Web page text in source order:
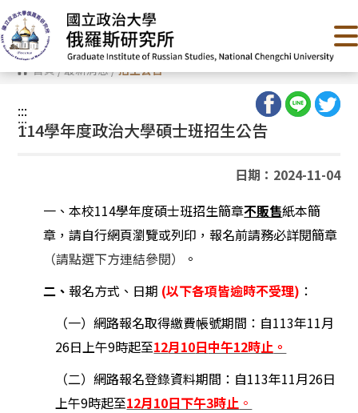
跳
到
主
要
內
容 首頁/最新消息/招生公告
:::
:::
114學年度政治大學碩士班招生公告
日期：2024-11-04
一、本校114學年度碩士班招生簡章不販售紙本簡
章，請自行網頁瀏覽或列印，報名前請務必詳閱簡章
（請點選下方連結參閱）
。
二、報名方式、日期 (以下各項皆逾時不受理) ：
（一）網路報名取得繳費帳號期間：自113年11月
26日上午9時起至12月10日中午12時止 。
（二）網路報名登錄資料期間：自113年11月26日
上午9時起至12月10日下午3時止 。